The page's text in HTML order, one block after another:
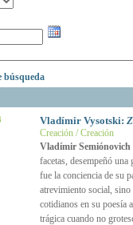
búsqueda
Vladímir Vysotski:
Creación / Creación
Vladímir Semiónovich
facetas, desempeñó
fue la conciencia de su
atrevimiento social,
cotidianos en su poesía
trágica cuando no